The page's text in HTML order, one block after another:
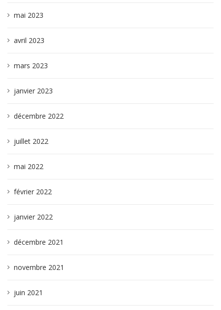
mai 2023
avril 2023
mars 2023
janvier 2023
décembre 2022
juillet 2022
mai 2022
février 2022
janvier 2022
décembre 2021
novembre 2021
juin 2021